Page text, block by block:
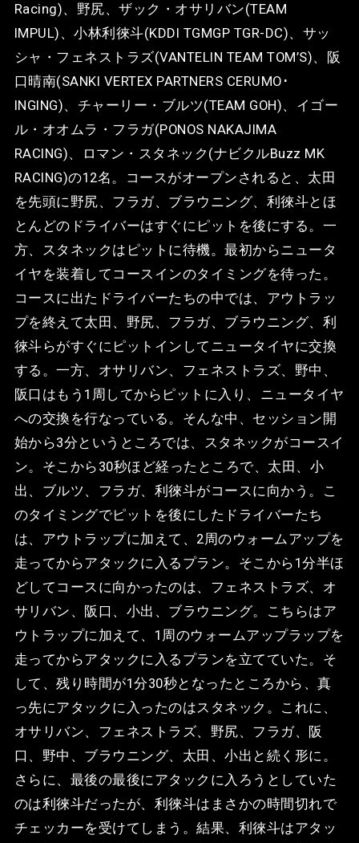
Racing)、野尻、ザック・オサリバン(TEAM
IMPUL)、小林利徠斗(KDDI TGMGP TGR-DC)、サッ
シャ・フェネストラズ(VANTELIN TEAM TOM’S)、阪
口晴南(SANKI VERTEX PARTNERS CERUMO･
INGING)、チャーリー・ブルツ(TEAM GOH)、イゴー
ル・オオムラ・フラガ(PONOS NAKAJIMA
RACING)、ロマン・スタネック(ナビクルBuzz MK
RACING)の12名。コースがオープンされると、太田
を先頭に野尻、フラガ、ブラウニング、利徠斗とほ
とんどのドライバーはすぐにピットを後にする。一
方、スタネックはピットに待機。最初からニュータ
イヤを装着してコースインのタイミングを待った。
コースに出たドライバーたちの中では、アウトラッ
プを終えて太田、野尻、フラガ、ブラウニング、利
徠斗らがすぐにピットインしてニュータイヤに交換
する。一方、オサリバン、フェネストラズ、野中、
阪口はもう1周してからピットに入り、ニュータイヤ
への交換を行なっている。そんな中、セッション開
始から3分というところでは、スタネックがコースイ
ン。そこから30秒ほど経ったところで、太田、小
出、ブルツ、フラガ、利徠斗がコースに向かう。こ
のタイミングでピットを後にしたドライバーたち
は、アウトラップに加えて、2周のウォームアップを
走ってからアタックに入るプラン。そこから1分半ほ
どしてコースに向かったのは、フェネストラズ、オ
サリバン、阪口、小出、ブラウニング。こちらはア
ウトラップに加えて、1周のウォームアップラップを
走ってからアタックに入るプランを立てていた。そ
して、残り時間が1分30秒となったところから、真
っ先にアタックに入ったのはスタネック。これに、
オサリバン、フェネストラズ、野尻、フラガ、阪
口、野中、ブラウニング、太田、小出と続く形に。
さらに、最後の最後にアタックに入ろうとしていた
のは利徠斗だったが、利徠斗はまさかの時間切れで
チェッカーを受けてしまう。結果、利徠斗はアタッ